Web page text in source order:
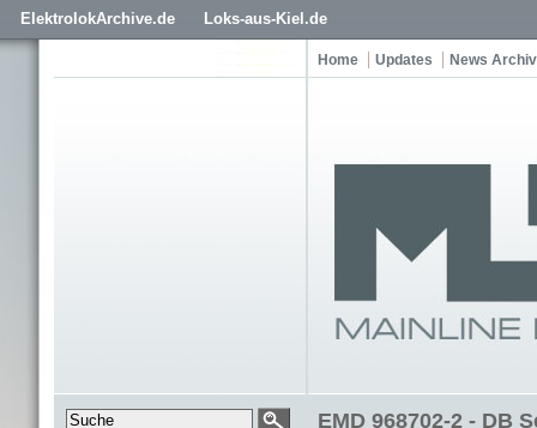
ElektrolokArchive.de Loks-aus-Kiel.de
Home Updates News Archiv
EMD 968702-2 - DB